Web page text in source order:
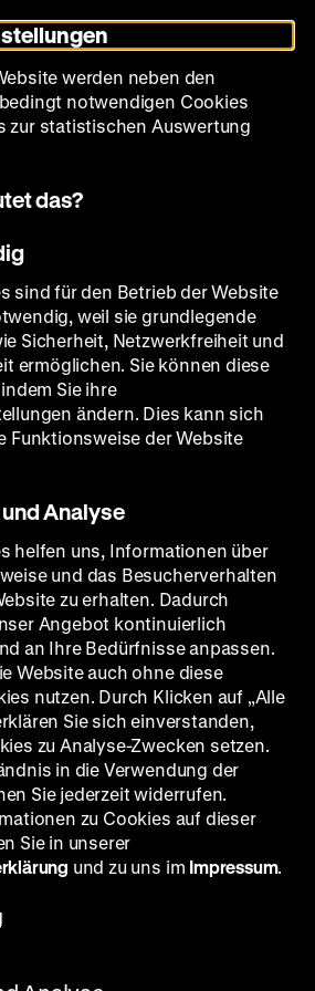
im DHM
Kinder und Jugendliche
bieten wir für Kinder und
an. Kinder ab acht
ab August dienstags und
Fernglas auf Entdeckungsreise
und im Anschluss ihre
Kronen basteln. Jugendliche von
wir vom 1. bis 3. September zum
„Your Story. Es kann
ein. Die Teilnehmendenzahl ist
ist erforderlich.
werden neben den
notwendigen Cookies
zur statistischen Auswertung
das?
sind für den Betrieb der Website
weil sie grundlegende
Sicherheit, Netzwerkfreiheit und
ermöglichen. Sie können diese
Sie ihre
ändern. Dies kann sich
Funktionsweise der Website
Analyse
helfen uns, Informationen über
und das Besucherverhalten
zu erhalten. Dadurch
Angebot kontinuierlich
an Ihre Bedürfnisse anpassen.
Website auch ohne diese
nutzen. Durch Klicken auf „Alle
Sie sich einverstanden,
zu Analyse-Zwecken setzen.
in die Verwendung der
Sie jederzeit widerrufen.
zu Cookies auf dieser
Sie in unserer
und zu uns im Impressum.